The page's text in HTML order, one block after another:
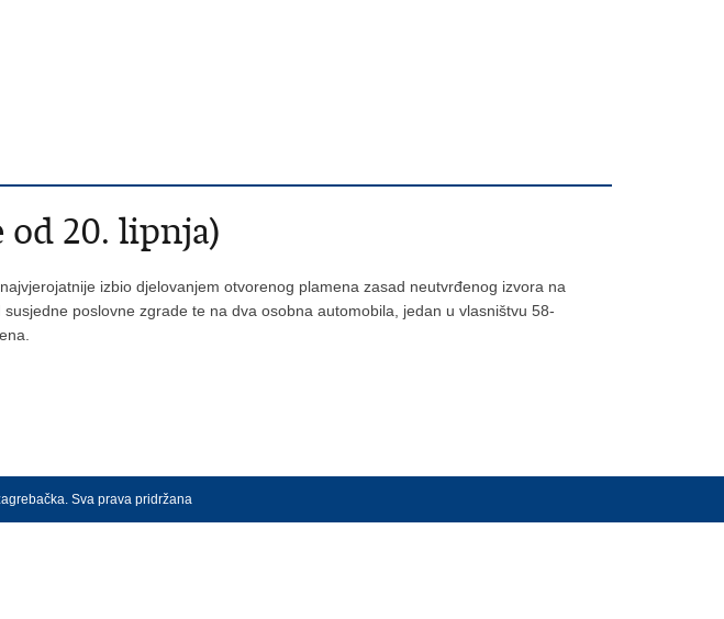
20. lipnja)
izbio djelovanjem otvorenog plamena zasad neutvrđenog izvora na
poslovne zgrade te na dva osobna automobila, jedan u vlasništvu 58-
Sva prava pridržana